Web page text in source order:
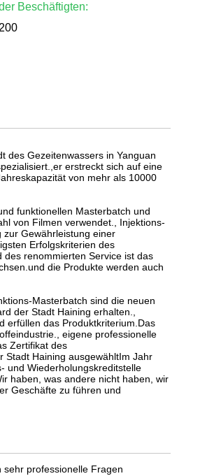
Beschäftigten:
des Gezeitenwassers in Yanguan
erstreckt sich auf eine
von mehr als 10000
funktionellen Masterbatch und
von Filmen verwendet., Injektions-
zur Gewährleistung einer
Erfolgskriterien des
renommierten Service ist das
die Produkte werden auch
Masterbatch sind die neuen
der Stadt Haining erhalten.,
erfüllen das Produktkriterium.Das
eigene professionelle
Zertifikat des
Stadt Haining ausgewähltIm Jahr
und Wiederholungskreditstelle
haben, was andere nicht haben, wir
Geschäfte zu führen und
professionelle Fragen